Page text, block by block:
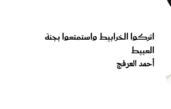
اتركوا الخرابيط واستمتعوا بجنة
العبيط
أحمد العرفج